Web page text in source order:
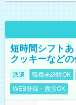
短時間シフト
クッキーなど
派遣 職種未経験OK
WEB登録・面接OK